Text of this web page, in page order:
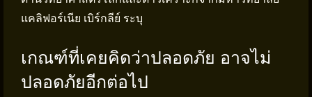
แคลิฟอร์เนีย เบิร์กลีย์ ระบุ
เกณฑ์ที่เคยคิดว่าปลอดภัย อาจไม่
ปลอดภัยอีกต่อไป